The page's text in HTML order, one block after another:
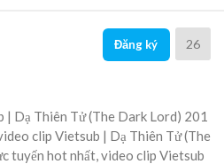
Đăng ký 26
| Dạ Thiên Tử (The Dark Lord) 201
clip Vietsub | Dạ Thiên Tử (The
tuyến hot nhất, video clip Vietsub